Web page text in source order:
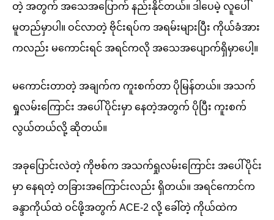
တဲ့ အတွက် အသေအပြောက် နည်းနိုင်တယ်။ ဒါပေမဲ့ လူပေါ်
မူတည်မှာပါ။ ဝင်လာတဲ့ ဗိုင်းရပ်က အရမ်းများပြီး ကိုယ်ခံအား
ကလည်း မကောင်းရင် အရင်ကလို အသေအပျောက်ရှိမှာပေါ့။
မကောင်းတာတဲ့ အချက်က ကူးစက်တာ ပိုမြန်တယ်။ အသက်
ရှုလမ်းကြောင်း အပေါ်ပိုင်းမှာ နေတဲ့အတွက် ပိုပြီး ကူးစက်
လွယ်တယ်လို့ ဆိုတယ်။
အခုပြောင်းလဲတဲ့ ကိုဗစ်က အသက်ရှုလမ်းကြောင်း အပေါ်ပိုင်း
မှာ နေရတဲ့ တခြားအကြောင်းလည်း ရှိတယ်။ အရင်ကောင်က
ခန္ဒာကိုယ်ထဲ ဝင်ဖို့အတွက် ACE-2 လို့ ခေါ်တဲ့ ကိုယ်ထဲက